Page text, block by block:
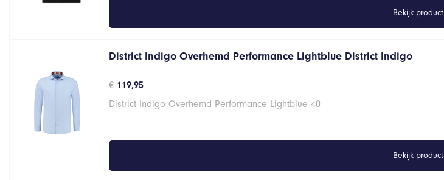
Bekijk product
District Indigo Overhemd Performance Lightblue District Indigo
€ 119,95
District Indigo Overhemd Performance Lightblue 40
Bekijk product